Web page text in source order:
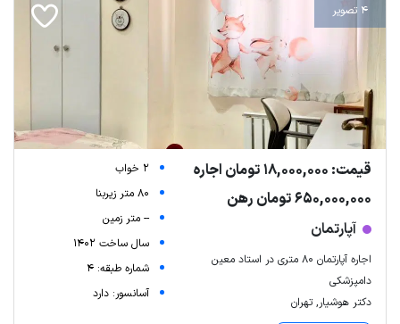
4 تصویر
قیمت: 18,000,000 تومان اجاره
650,000,000 تومان رهن
آپارتمان
اجاره آپارتمان 80 متری در استاد معین
دامپزشکی
دکتر هوشیار, تهران
2 خواب
80 متر زیربنا
-- متر زمین
سال ساخت 1402
شماره طبقه: 4
آسانسور: دارد